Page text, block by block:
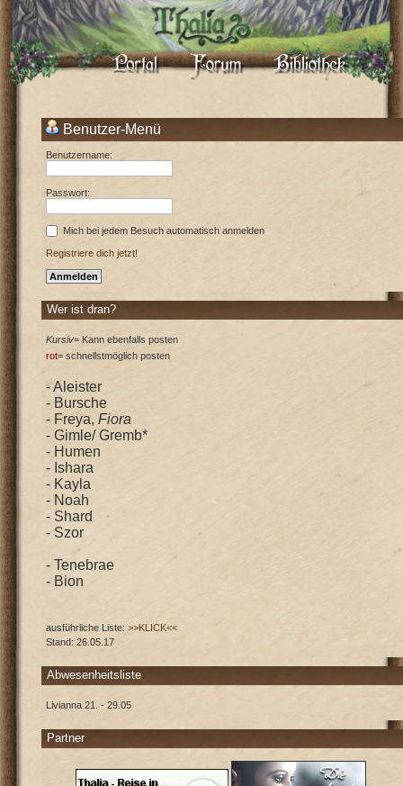
Benutzer-Menü
Benutzername:
Passwort:
Mich bei jedem Besuch automatisch anmelden
Registriere dich jetzt!
Wer ist dran?
Kursiv= Kann ebenfalls posten
rot= schnellstmöglich posten
- Aleister
- Bursche
- Freya,Fiora
- Gimle/ Gremb*
- Humen
- Ishara
- Kayla
- Noah
- Shard
- Szor
- Tenebrae
- Bion
ausführliche Liste:>>KLICK<<
Stand: 26.05.17
Abwesenheitsliste
Livianna 21. - 29.05
Partner